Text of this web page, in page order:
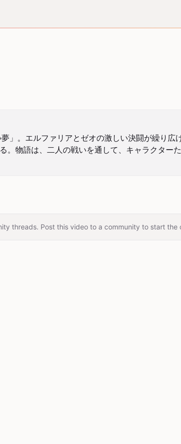
」。エルファリアとゼオの激しい決闘が繰り広
。物語は、二人の戦いを通して、キャラクター
threads. Post this video to a community to start the